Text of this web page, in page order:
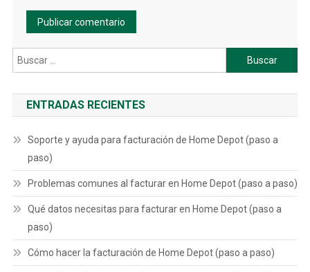
Buscar:
ENTRADAS RECIENTES
Soporte y ayuda para facturación de Home Depot (paso a
paso)
Problemas comunes al facturar en Home Depot (paso a paso)
Qué datos necesitas para facturar en Home Depot (paso a
paso)
Cómo hacer la facturación de Home Depot (paso a paso)